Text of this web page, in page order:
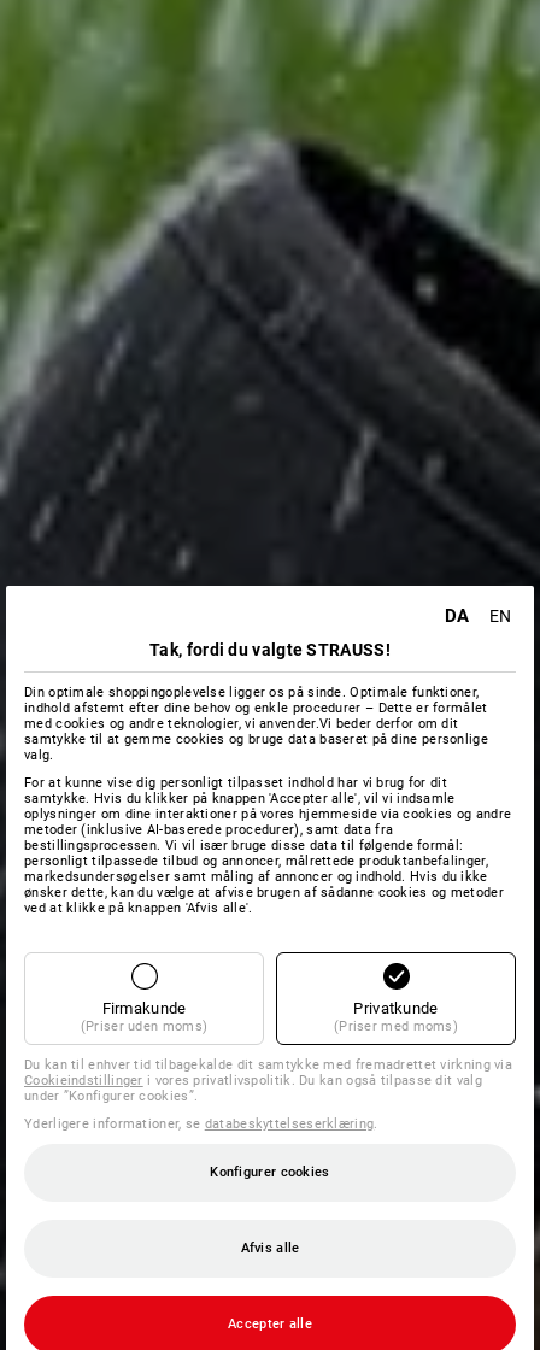
DA
EN
Tak, fordi du valgte STRAUSS!
Din optimale shoppingoplevelse ligger os på sinde. Optimale funktioner,
indhold afstemt efter dine behov og enkle procedurer – Dette er formålet
med cookies og andre teknologier, vi anvender.Vi beder derfor om dit
samtykke til at gemme cookies og bruge data baseret på dine personlige
valg.
For at kunne vise dig personligt tilpasset indhold har vi brug for dit
samtykke. Hvis du klikker på knappen 'Accepter alle', vil vi indsamle
oplysninger om dine interaktioner på vores hjemmeside via cookies og andre
metoder (inklusive AI-baserede procedurer), samt data fra
bestillingsprocessen. Vi vil især bruge disse data til følgende formål:
personligt tilpassede tilbud og annoncer, målrettede produktanbefalinger,
markedsundersøgelser samt måling af annoncer og indhold. Hvis du ikke
ønsker dette, kan du vælge at afvise brugen af sådanne cookies og metoder
ved at klikke på knappen 'Afvis alle'.
Firmakunde
(Priser uden moms)
Privatkunde
(Priser med moms)
Du kan til enhver tid tilbagekalde dit samtykke med fremadrettet virkning via
Cookieindstillinger i vores privatlivspolitik. Du kan også tilpasse dit valg
under ”Konfigurer cookies”.
Yderligere informationer, se databeskyttelseserklæring
Konfigurer cookies
Afvis alle
Accepter alle